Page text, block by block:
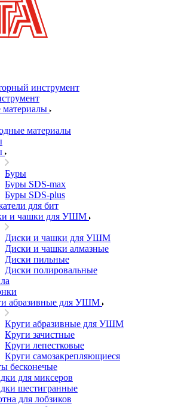
инструмент
материалы
материалы
Буры
Буры SDS-max
Буры SDS-plus
для бит
и чашки для УШМ
Диски и чашки для УШМ
Диски и чашки алмазные
Диски пильные
Диски полировальные
абразивные для УШМ
Круги абразивные для УШМ
Круги зачистные
Круги лепестковые
Круги самозакрепляющиеся
бесконечые
для миксеров
шестигранные
для лобзиков